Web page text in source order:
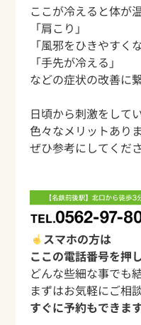
ここが冷えると体が
「肩こり」
「風邪をひきやすく
「手先が冷える」
などの症状の改善に
日頃から刺激をして
色々なメリットあり
ぜひ参考にしてくださ
スマホの方は
ここの電話番号を押
どんな些細な事でも
まずはお気軽にご相
すぐに予約もできます